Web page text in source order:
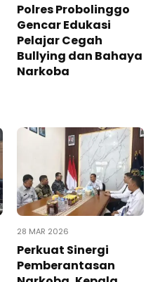
Polres Probolinggo
Gencar Edukasi
Pelajar Cegah
Bullying dan Bahaya
Narkoba
28 MAR 2026
Perkuat Sinergi
Pemberantasan